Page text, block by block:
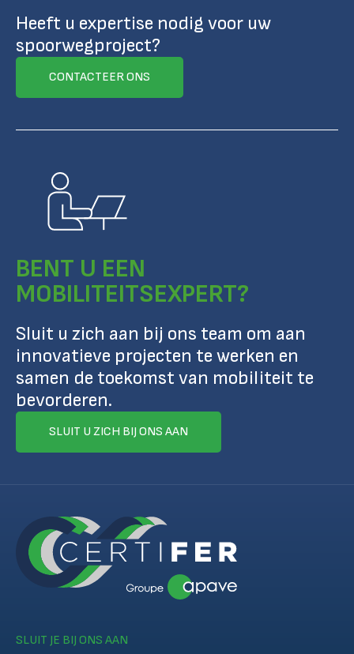
Heeft u expertise nodig voor uw
spoorwegproject?
CONTACTEER ONS
BENT U EEN
MOBILITEITSEXPERT?
Sluit u zich aan bij ons team om aan
innovatieve projecten te werken en
samen de toekomst van mobiliteit te
bevorderen.
SLUIT U ZICH BIJ ONS AAN
SLUIT JE BIJ ONS AAN